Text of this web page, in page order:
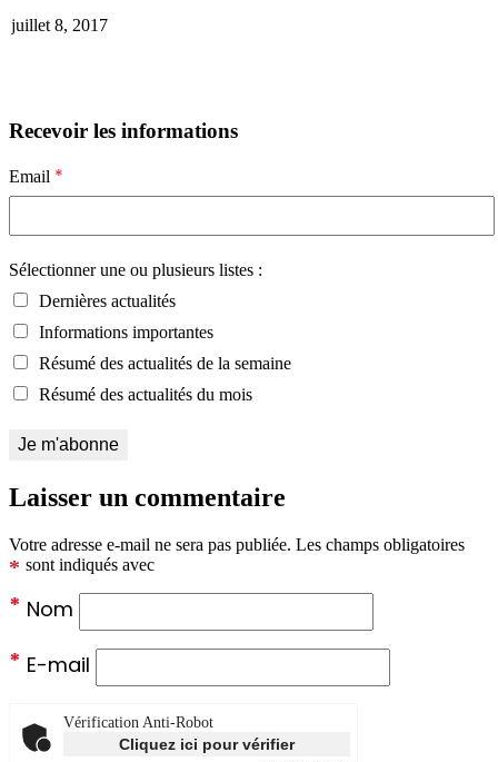
juillet 8, 2017
Recevoir les informations
Email *
Sélectionner une ou plusieurs listes :
Dernières actualités
Informations importantes
Résumé des actualités de la semaine
Résumé des actualités du mois
Laisser un commentaire
Votre adresse e-mail ne sera pas publiée. Les champs obligatoires
sont indiqués avec
*
Nom
*
E-mail
*
Vérification Anti-Robot
Cliquez ici pour vérifier